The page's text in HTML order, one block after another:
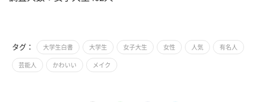
タグ： 大学生白書 大学生 女子大生 女性 人気 有名人
芸能人 かわいい メイク